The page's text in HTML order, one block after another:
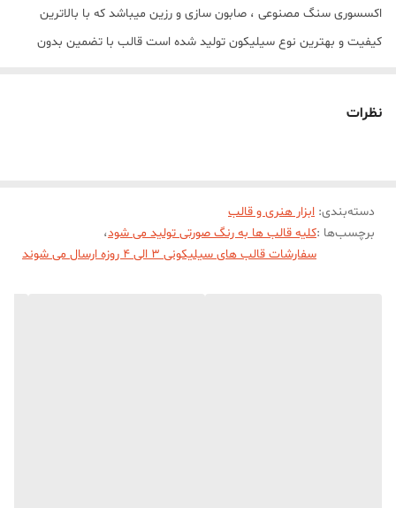
اکسسوری سنگ مصنوعی ، صابون سازی و رزین میباشد که با بالاترین
کیفیت و بهترین نوع سیلیکون تولید شده است قالب با تضمین بدون
نظرات
دسته‌بندی: ابزار هنری و قالب
برچسب‌ها :کلیه قالب ها به رنگ صورتی تولید می شود،
سفارشات قالب های سیلیکونی 3 الی 4 روزه ارسال می شوند